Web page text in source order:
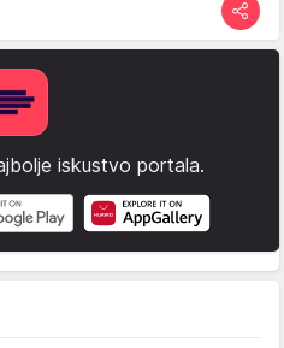
iskustvo portala.